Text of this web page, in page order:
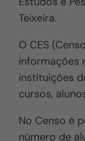
Teixeira.
O CES
informações
instituições
cursos,
No Censo é
número de